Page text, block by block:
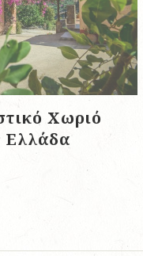
Χωριό
Ελλάδα